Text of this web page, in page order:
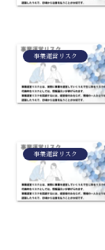
事業運営リスク
事業運営リスク